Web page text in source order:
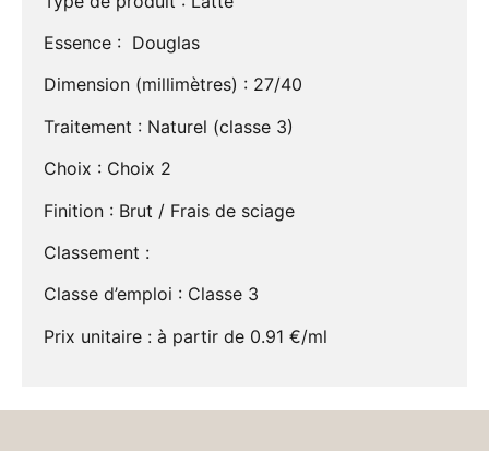
Essence : Douglas
Dimension (millimètres) : 27/40
Traitement : Naturel (classe 3)
Choix : Choix 2
Finition : Brut / Frais de sciage
Classement :
Classe d’emploi : Classe 3
Prix unitaire : à partir de 0.91 €/ml